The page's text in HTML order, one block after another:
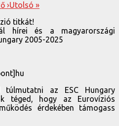
›Utolsó »
titkát!
hírei és a magyarországi
2005-2025
az ESC Hungary
téged, hogy az Eurovíziós
érdekében támogass